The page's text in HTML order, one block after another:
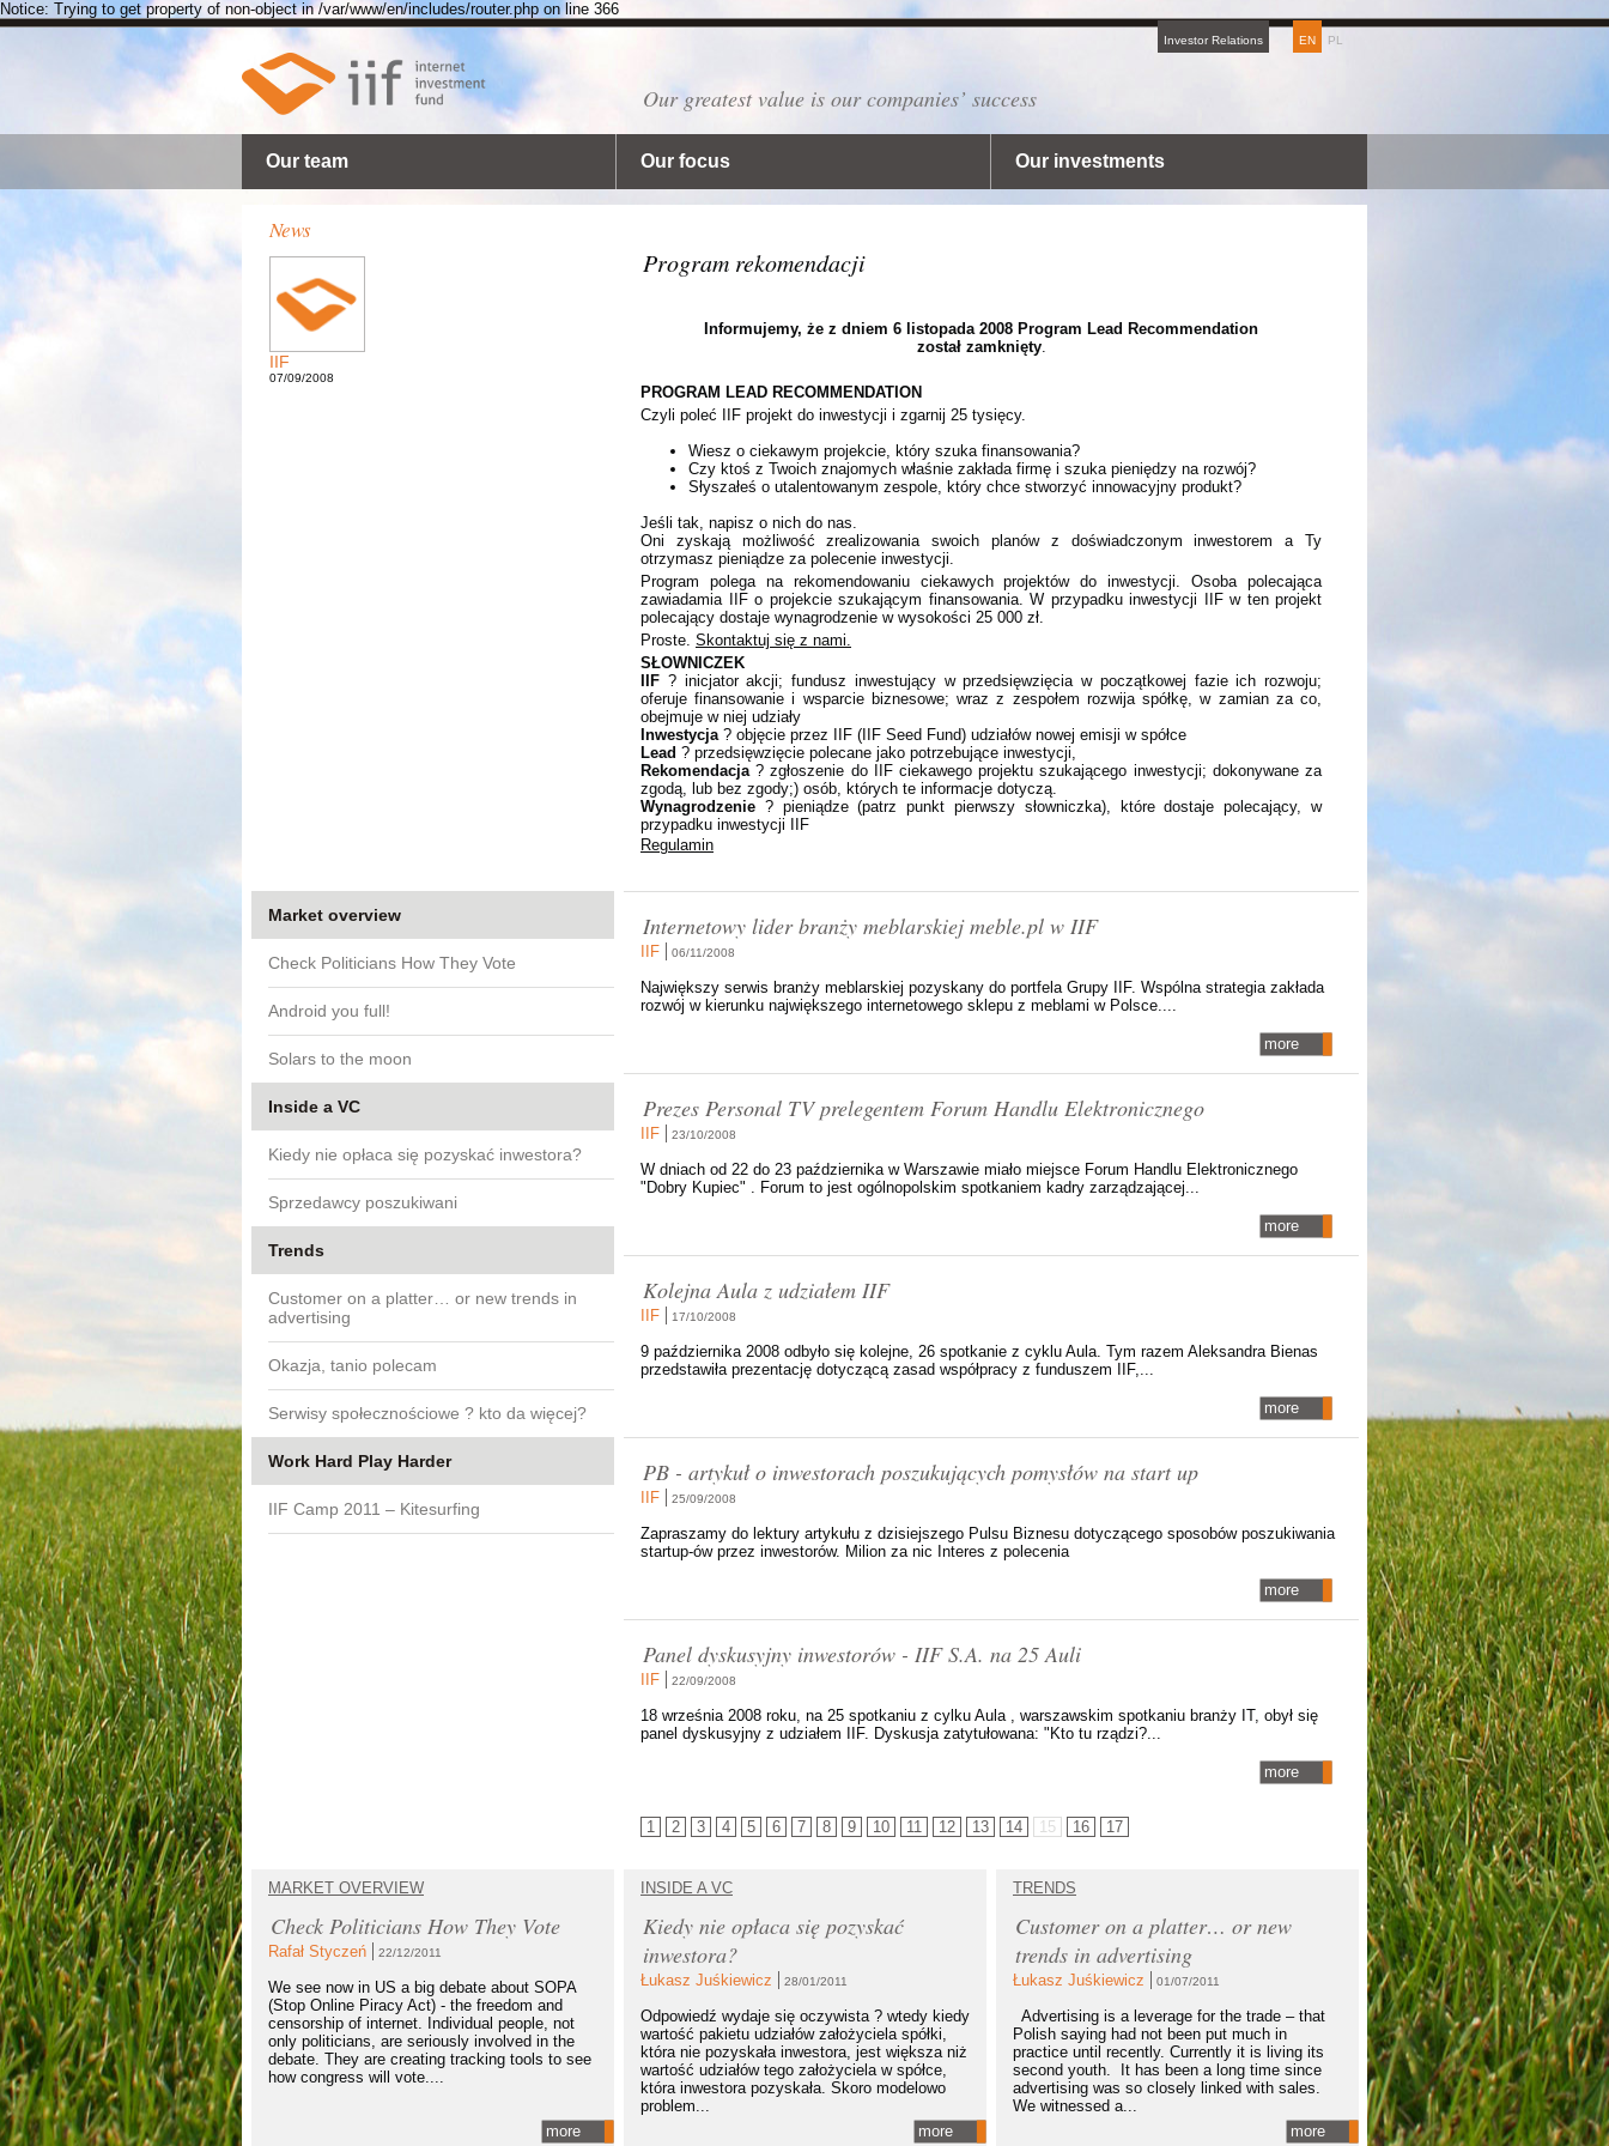
Notice: Trying to get property of non-object in /var/www/en/includes/router.php on line 366
Investor Relations EN PL
Our greatest value is our companies’ success
Our team Our focus Our investments
News
IIF
07/09/2008
Program rekomendacji
Informujemy, że z dniem 6 listopada 2008 Program Lead Recommendation
został zamknięty.
PROGRAM LEAD RECOMMENDATION
Czyli poleć IIF projekt do inwestycji i zgarnij 25 tysięcy.
Wiesz o ciekawym projekcie, który szuka finansowania?
Czy ktoś z Twoich znajomych właśnie zakłada firmę i szuka pieniędzy na rozwój?
Słyszałeś o utalentowanym zespole, który chce stworzyć innowacyjny produkt?
Jeśli tak, napisz o nich do nas.
Oni zyskają możliwość zrealizowania swoich planów z doświadczonym inwestorem a Ty
otrzymasz pieniądze za polecenie inwestycji.
Program polega na rekomendowaniu ciekawych projektów do inwestycji. Osoba polecająca
zawiadamia IIF o projekcie szukającym finansowania. W przypadku inwestycji IIF w ten projekt
polecający dostaje wynagrodzenie w wysokości 25 000 zł.
Proste. Skontaktuj się z nami.
SŁOWNICZEK
IIF ? inicjator akcji; fundusz inwestujący w przedsięwzięcia w początkowej fazie ich rozwoju;
oferuje finansowanie i wsparcie biznesowe; wraz z zespołem rozwija spółkę, w zamian za co,
obejmuje w niej udziały
Inwestycja? objęcie przez IIF (IIF Seed Fund) udziałów nowej emisji w spółce
Lead ? przedsięwzięcie polecane jako potrzebujące inwestycji,
Rekomendacja? zgłoszenie do IIF ciekawego projektu szukającego inwestycji; dokonywane za
zgodą, lub bez zgody;) osób, których te informacje dotyczą.
Wynagrodzenie ? pieniądze (patrz punkt pierwszy słowniczka), które dostaje polecający, w
przypadku inwestycji IIF
Regulamin
Market overview
Check Politicians How They Vote
Android you full!
Solars to the moon
Inside a VC
Kiedy nie opłaca się pozyskać inwestora?
Sprzedawcy poszukiwani
Trends
Customer on a platter… or new trends in
advertising
Okazja, tanio polecam
Serwisy społecznościowe ? kto da więcej?
Work Hard Play Harder
IIF Camp 2011 – Kitesurfing
Internetowy lider branży meblarskiej meble.pl w IIF
IIF 06/11/2008
Największy serwis branży meblarskiej pozyskany do portfela Grupy IIF. Wspólna strategia zakłada
rozwój w kierunku największego internetowego sklepu z meblami w Polsce....
more
Prezes Personal TV prelegentem Forum Handlu Elektronicznego
IIF 23/10/2008
W dniach od 22 do 23 października w Warszawie miało miejsce Forum Handlu Elektronicznego
"Dobry Kupiec" . Forum to jest ogólnopolskim spotkaniem kadry zarządzającej...
more
Kolejna Aula z udziałem IIF
IIF 17/10/2008
9 października 2008 odbyło się kolejne, 26 spotkanie z cyklu Aula. Tym razem Aleksandra Bienas
przedstawiła prezentację dotyczącą zasad współpracy z funduszem IIF,...
more
PB - artykuł o inwestorach poszukujących pomysłów na start up
IIF 25/09/2008
Zapraszamy do lektury artykułu z dzisiejszego Pulsu Biznesu dotyczącego sposobów poszukiwania
startup-ów przez inwestorów. Milion za nic Interes z polecenia
more
Panel dyskusyjny inwestorów - IIF S.A. na 25 Auli
IIF 22/09/2008
18 września 2008 roku, na 25 spotkaniu z cylku Aula , warszawskim spotkaniu branży IT, obył się
panel dyskusyjny z udziałem IIF. Dyskusja zatytułowana: "Kto tu rządzi?...
more
1 2 3 4 5 6 7 8 9 10 11 12 13 14 15 16 17
MARKET OVERVIEW
Check Politicians How They Vote
Rafał Styczeń 22/12/2011
We see now in US a big debate about SOPA
(Stop Online Piracy Act) - the freedom and
censorship of internet. Individual people, not
only politicians, are seriously involved in the
debate. They are creating tracking tools to see
how congress will vote....
more
INSIDE A VC
Kiedy nie opłaca się pozyskać
inwestora?
Łukasz Juśkiewicz 28/01/2011
Odpowiedź wydaje się oczywista ? wtedy kiedy
wartość pakietu udziałów założyciela spółki,
która nie pozyskała inwestora, jest większa niż
wartość udziałów tego założyciela w spółce,
która inwestora pozyskała. Skoro modelowo
problem...
more
TRENDS
Customer on a platter… or new
trends in advertising
Łukasz Juśkiewicz 01/07/2011
Advertising is a leverage for the trade – that
Polish saying had not been put much in
practice until recently. Currently it is living its
second youth. It has been a long time since
advertising was so closely linked with sales.
We witnessed a...
more